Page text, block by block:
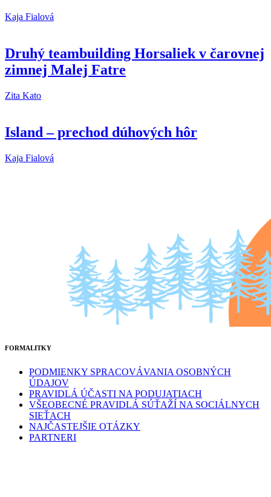
Kaja Fialová
Druhý teambuilding Horsaliek v čarovnej
zimnej Malej Fatre
Zita Kato
Island – prechod dúhových hôr
Kaja Fialová
FORMALITKY
PODMIENKY SPRACOVÁVANIA OSOBNÝCH
ÚDAJOV
PRAVIDLÁ ÚČASTI NA PODUJATIACH
VŠEOBECNÉ PRAVIDLÁ SÚŤAŽÍ NA SOCIÁLNYCH
SIEŤACH
NAJČASTEJŠIE OTÁZKY
PARTNERI